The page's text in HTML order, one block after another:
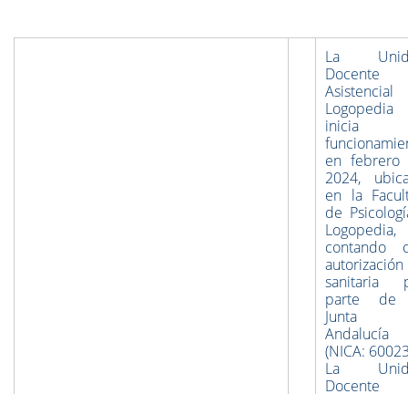
La
Docente
Asistencial
Logopedia
inicia
en febrero
2024,
en la
de
Logopedia,
contando
autorización
sanitaria
parte de
Junta
Andalucía
(NICA:
La
Docente